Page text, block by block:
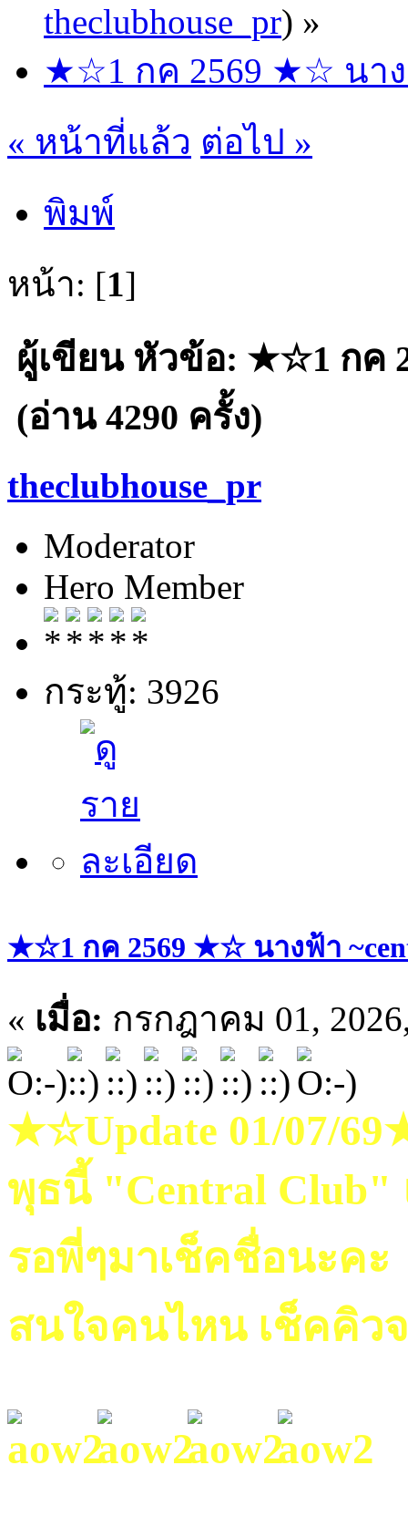
theclubhouse_pr) »
★☆1 กค 2569 ★☆ นาง
« หน้าที่แล้ว ต่อไป »
พิมพ์
หน้า: [1]
ผู้เขียนหัวข้อ: ★☆1 กค
(อ่าน 4290 ครั้ง)
theclubhouse_pr
Moderator
Hero Member
กระทู้: 3926
★☆1 กค 2569 ★☆ นางฟ้า
« เมื่อ: กรกฎาคม 01,
★☆Update 01/07/
พุธนี้ "Central Club"
รอพี่ๆมาเช็คชื่อนะคะ
สนใจคนไหน เช็คคิว